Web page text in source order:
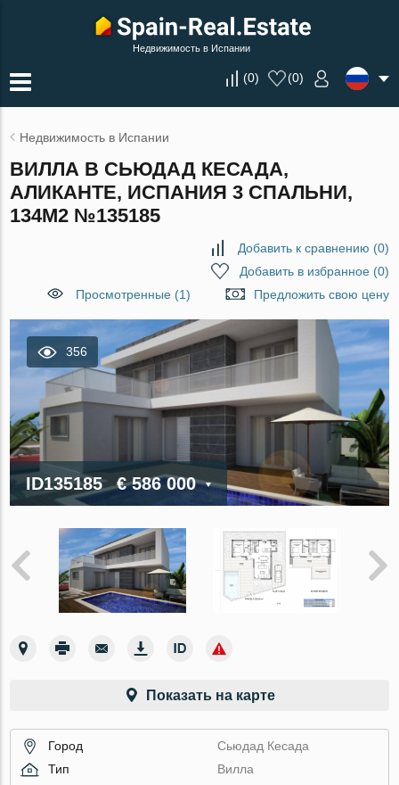
Недвижимость в Испании
(0) (0)
Недвижимость в Испании
ВИЛЛА В СЬЮДАД КЕСАДА,
АЛИКАНТЕ, ИСПАНИЯ 3 СПАЛЬНИ,
134М2 №135185
Добавить к сравнению (0)
Добавить в избранное(0)
Просмотренные (1)
Предложить свою цену
356
ID135185 € 586 000
Показать на карте
Город
Сьюдад Кесада
Тип
Вилла